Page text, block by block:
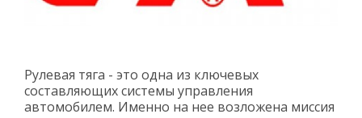
Рулевая тяга - это одна из ключевых
составляющих системы управления
автомобилем. Именно на нее возложена миссия